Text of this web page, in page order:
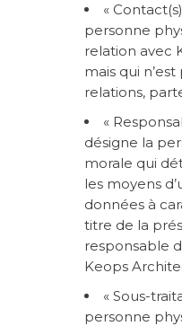
«
personne
relation avec
mais qui
relations,
«
désigne la
morale qui
les moyens
données à
titre de la
responsable
Keops
« Sous-
personne